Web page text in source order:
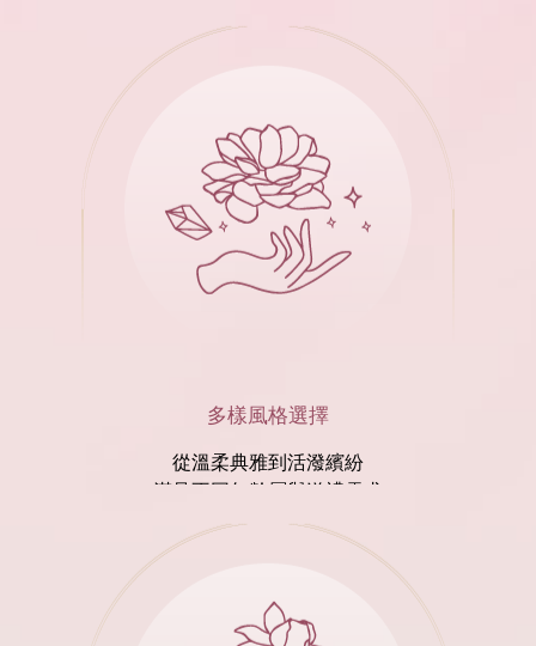
多樣風格選擇
從溫柔典雅到活潑繽紛
滿足不同年齡層與送禮需求